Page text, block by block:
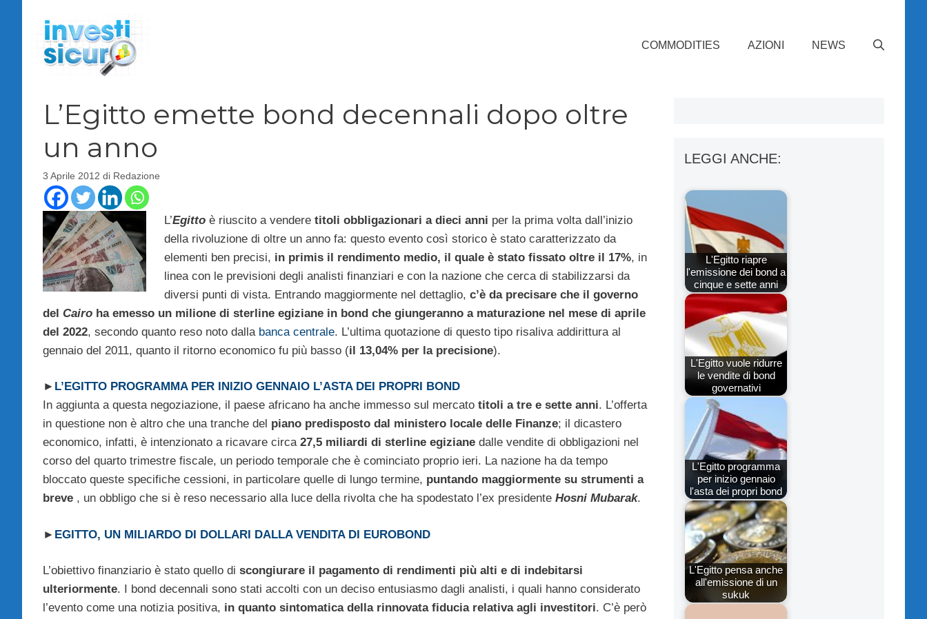
contenuto
COMMODITIES AZIONI NEWS
L’Egitto emette bond decennali dopo oltre
un anno
3 Aprile 2012 di Redazione
L’Egittoè riuscito a venderetitoli obbligazionari a dieci anni per la prima volta dall’inizio
della rivoluzione di oltre un anno fa: questo evento così storico è stato caratterizzato da
elementi ben precisi, in primis il rendimento medio, il quale è stato fissato oltre il 17%, in
linea con le previsioni degli analisti finanziari e con la nazione che cerca di stabilizzarsi da
diversi punti di vista. Entrando maggiormente nel dettaglio, c’è da precisare che il governo
del Cairo ha emesso un milione di sterline egiziane in bond che giungeranno a maturazione nel mese di aprile
del 2022, secondo quanto reso noto dalla banca centrale. L’ultima quotazione di questo tipo risaliva addirittura al
gennaio del 2011, quanto il ritorno economico fu più basso (il 13,04% per la precisione).
► L’EGITTO PROGRAMMA PER INIZIO GENNAIO L’ASTA DEI PROPRI BOND
In aggiunta a questa negoziazione, il paese africano ha anche immesso sul mercato titoli a tre e sette anni. L’offerta
in questione non è altro che una tranche del piano predisposto dal ministero locale delle Finanze; il dicastero
economico, infatti, è intenzionato a ricavare circa 27,5 miliardi di sterline egiziane dalle vendite di obbligazioni nel
corso del quarto trimestre fiscale, un periodo temporale che è cominciato proprio ieri. La nazione ha da tempo
bloccato queste specifiche cessioni, in particolare quelle di lungo termine, puntando maggiormente su strumenti a
breve , un obbligo che si è reso necessario alla luce della rivolta che ha spodestato l’ex presidente Hosni Mubarak.
► EGITTO, UN MILIARDO DI DOLLARI DALLA VENDITA DI EUROBOND
L’obiettivo finanziario è stato quello di scongiurare il pagamento di rendimenti più alti e di indebitarsi
ulteriormente. I bond decennali sono stati accolti con un deciso entusiasmo dagli analisti, i quali hanno considerato
l’evento come una notizia positiva, in quanto sintomatica della rinnovata fiducia relativa agli investitori. C’è però
LEGGI ANCHE:
L'Egitto riapre
l'emissione dei bond a
cinque e sette anni
L'Egitto vuole ridurre
le vendite di bond
governativi
L'Egitto programma
per inizio gennaio
l'asta dei propri bond
L'Egitto pensa anche
all'emissione di un
sukuk